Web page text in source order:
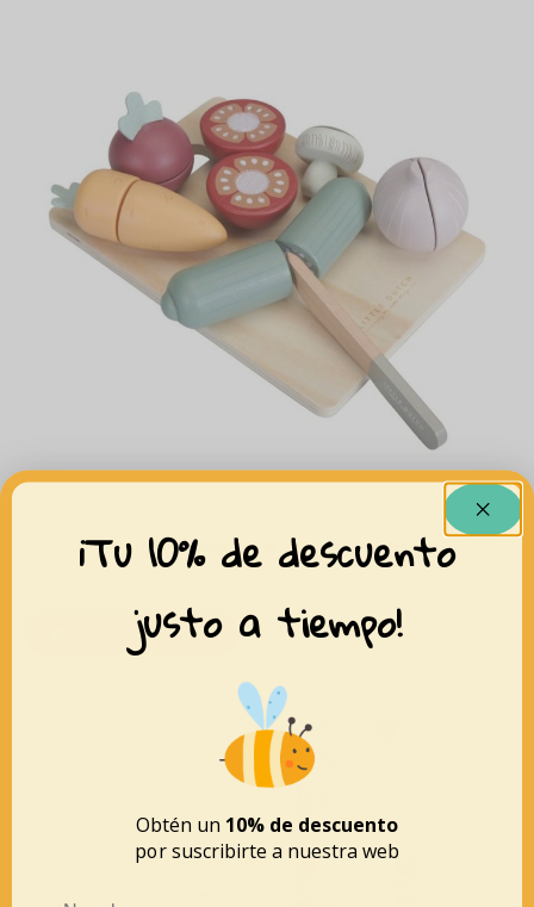
Verduras para cortar – Little Dutch
17,99€
AÑADIR AL CARRITO
¡Tu 10% de descuento
justo a tiempo!
Obtén un 10% de descuento
por suscribirte a nuestra web